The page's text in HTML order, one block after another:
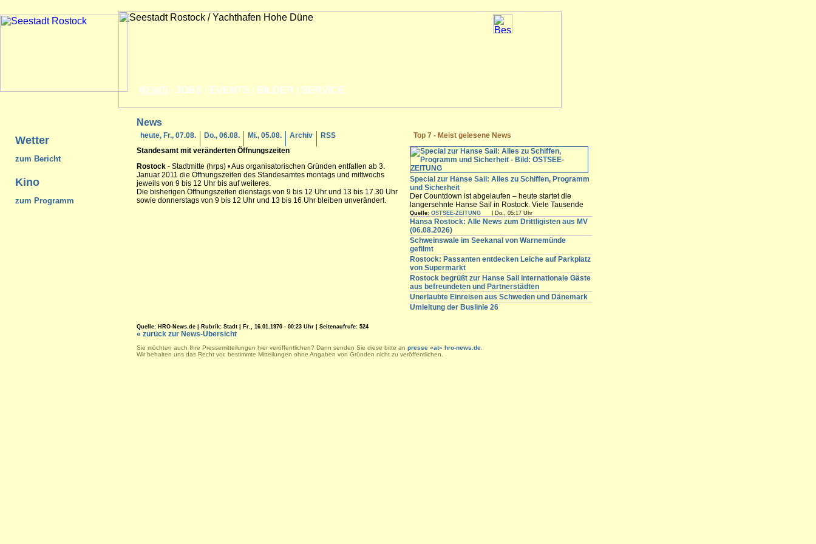
NEWS JOBS EVENTS BILDER SERVICE
Wetter
zum Bericht
Kino
zum Programm
News
Top 7 - Meist gelesene News
Special zur Hanse Sail: Alles zu Schiffen, Programm
und Sicherheit
Der Countdown ist abgelaufen – heute startet die
langersehnte Hanse Sail in Rostock. Viele Tausende
Besucher werden in den nächsten Tagen erwartet und
freuen sich auf die maritimen Angebote in der
Innenstadt,...
Quelle: OSTSEE-ZEITUNG | Do., 05:17 Uhr
Hansa Rostock: Alle News zum Drittligisten aus MV
(06.08.2026)
Schweinswale im Seekanal von Warnemünde
gefilmt
Rostock: Passanten entdecken Leiche auf Parkplatz
von Supermarkt
Rostock begrüßt zur Hanse Sail internationale Gäste
aus befreundeten und Partnerstädten
Unerlaubte Einreisen aus Schweden und Dänemark
Umleitung der Buslinie 26
heute, Fr., 07.08. Do., 06.08. Mi., 05.08. Archiv
RSS
Standesamt mit veränderten Öffnungszeiten
Rostock - Stadtmitte (hrps) • Aus organisatorischen Gründen entfallen ab 3.
Januar 2011 die Öffnungszeiten des Standesamtes montags und mittwochs
jeweils von 9 bis 12 Uhr bis auf weiteres.
Die bisherigen Öffnungszeiten dienstags von 9 bis 12 Uhr und 13 bis 17.30 Uhr
sowie donnerstags von 9 bis 12 Uhr und 13 bis 16 Uhr bleiben unverändert.
Quelle: HRO-News.de | Rubrik: Stadt | Fr., 16.01.1970 - 00:23 Uhr | Seitenaufrufe: 524
« zurück zur News-Übersicht
Sie möchten auch Ihre Pressemitteilungen hier veröffentlichen? Dann senden Sie diese bitte an presse «at» hro-news.de
Wir behalten uns das Recht vor, bestimmte Mitteilungen ohne Angaben von Gründen nicht zu veröffentlichen.